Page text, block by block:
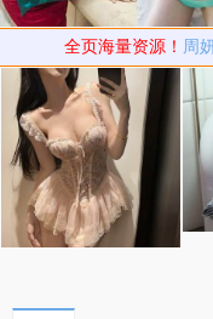
全页海量资源！ 周